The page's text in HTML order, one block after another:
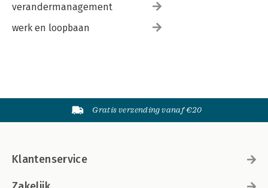
verandermanagement
werk en loopbaan
Gratis verzending vanaf €20
Klantenservice